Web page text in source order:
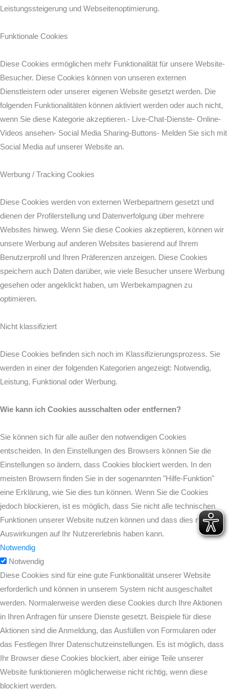
Leistungssteigerung und Webseitenoptimierung.
Funktionale Cookies
Diese Cookies ermöglichen mehr Funktionalität für unsere Website-
Besucher. Diese Cookies können von unseren externen
Dienstleistern oder unserer eigenen Website gesetzt werden. Die
folgenden Funktionalitäten können aktiviert werden oder auch nicht,
wenn Sie diese Kategorie akzeptieren.- Live-Chat-Dienste- Online-
Videos ansehen- Social Media Sharing-Buttons- Melden Sie sich mit
Social Media auf unserer Website an.
Werbung / Tracking Cookies
Diese Cookies werden von externen Werbepartnern gesetzt und
dienen der Profilerstellung und Datenverfolgung über mehrere
Websites hinweg. Wenn Sie diese Cookies akzeptieren, können wir
unsere Werbung auf anderen Websites basierend auf Ihrem
Benutzerprofil und Ihren Präferenzen anzeigen. Diese Cookies
speichern auch Daten darüber, wie viele Besucher unsere Werbung
gesehen oder angeklickt haben, um Werbekampagnen zu
optimieren.
Nicht klassifiziert
Diese Cookies befinden sich noch im Klassifizierungsprozess. Sie
werden in einer der folgenden Kategorien angezeigt: Notwendig,
Leistung, Funktional oder Werbung.
Wie kann ich Cookies ausschalten oder entfernen?
Sie können sich für alle außer den notwendigen Cookies
entscheiden. In den Einstellungen des Browsers können Sie die
Einstellungen so ändern, dass Cookies blockiert werden. In den
meisten Browsern finden Sie in der sogenannten "Hilfe-Funktion"
eine Erklärung, wie Sie dies tun können. Wenn Sie die Cookies
jedoch blockieren, ist es möglich, dass Sie nicht alle technischen
Funktionen unserer Website nutzen können und dass dies negative
Auswirkungen auf Ihr Nutzererlebnis haben kann.
Notwendig
Notwendig
Diese Cookies sind für eine gute Funktionalität unserer Website
erforderlich und können in unserem System nicht ausgeschaltet
werden. Normalerweise werden diese Cookies durch Ihre Aktionen
in Ihren Anfragen für unsere Dienste gesetzt. Beispiele für diese
Aktionen sind die Anmeldung, das Ausfüllen von Formularen oder
das Festlegen Ihrer Datenschutzeinstellungen. Es ist möglich, dass
Ihr Browser diese Cookies blockiert, aber einige Teile unserer
Website funktionieren möglicherweise nicht richtig, wenn diese
blockiert werden.